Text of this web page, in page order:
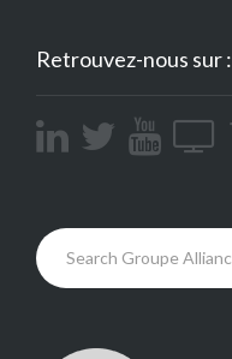
Retrouvez-nous sur :